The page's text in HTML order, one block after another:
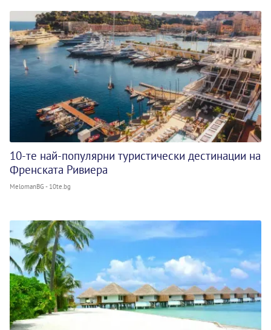
10-те най-популярни туристически дестинации на
Френската Ривиера
MelomanBG - 10te.bg